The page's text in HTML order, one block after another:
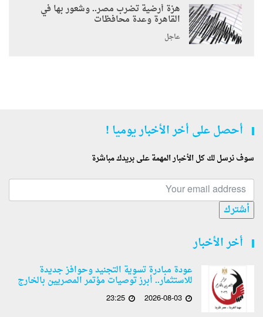
هزة أرضية تضرب مصر.. وشعور بها في
القاهرة وعدة محافظات
عاجل
أحصل على أخر الأخبار يوميا !
سوف نرسل لك كل الأخبار المهمة على بريدك مباشرة
أشترك
أخر الأخبار
عودة مبادرة تسوية التجنيد وحوافز جديدة
للاستثمار.. أبرز توصيات مؤتمر المصريين بالخارج
2026-08-03
23:25